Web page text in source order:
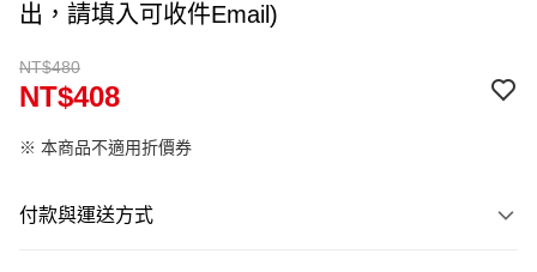
出，請填入可收件Email)
NT$480
NT$408
※ 本商品不適用折價券
付款與運送方式